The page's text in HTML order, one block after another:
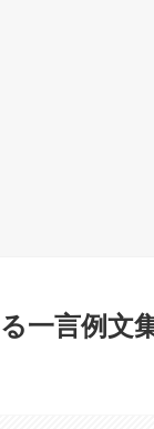
一言例文